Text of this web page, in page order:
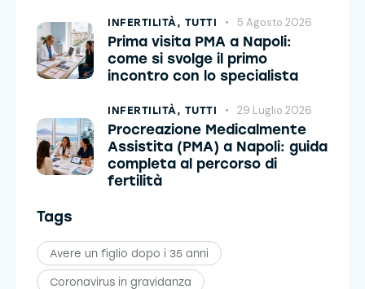
INFERTILITÀ, TUTTI 5 Agosto 2026
Prima visita PMA a Napoli:
come si svolge il primo
incontro con lo specialista
INFERTILITÀ, TUTTI 29 Luglio 2026
Procreazione Medicalmente
Assistita (PMA) a Napoli: guida
completa al percorso di
fertilità
Tags
Avere un figlio dopo i 35 anni
Coronavirus in gravidanza